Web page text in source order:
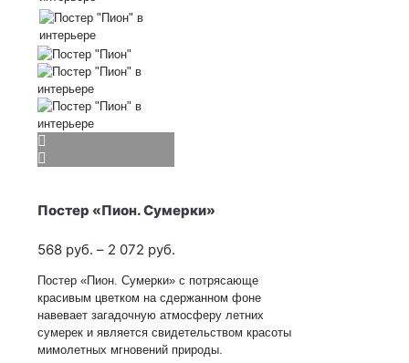
Постер «Пион. Сумерки»
568 руб. – 2 072 руб.
568
руб.
–
2 072
руб.
Постер «Пион. Сумерки» с потрясающе
красивым цветком на сдержанном фоне
навевает загадочную атмосферу летних
сумерек и является свидетельством красоты
мимолетных мгновений природы.